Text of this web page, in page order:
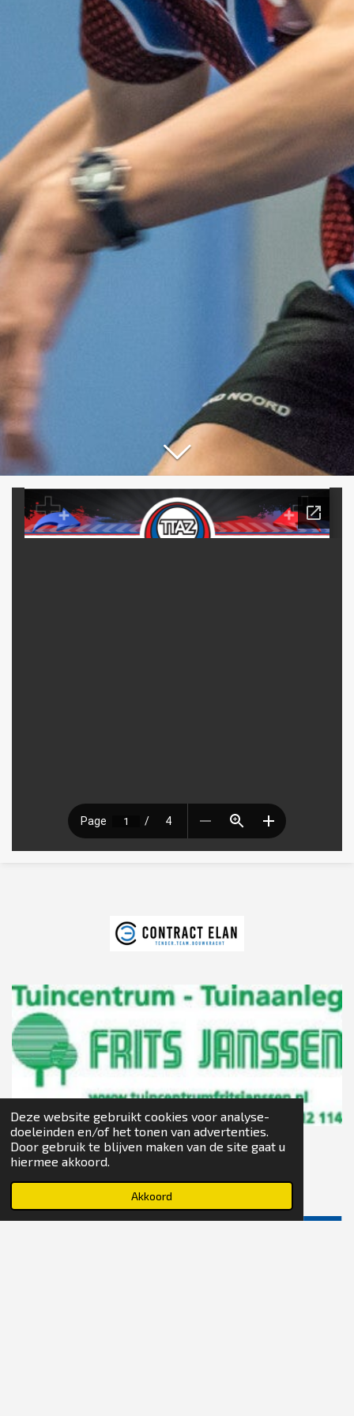
Deze website gebruikt cookies voor analyse-
doeleinden en/of het tonen van advertenties.
Door gebruik te blijven maken van de site gaat u
hiermee akkoord.
Akkoord